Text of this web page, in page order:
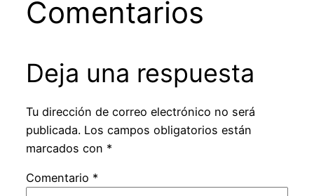
Comentarios
Deja una respuesta
Tu dirección de correo electrónico no será
publicada. Los campos obligatorios están
marcados con *
Comentario *